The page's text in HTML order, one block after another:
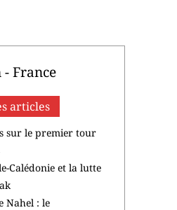
France
articles
sur le premier tour
Calédonie et la lutte
Nahel : le